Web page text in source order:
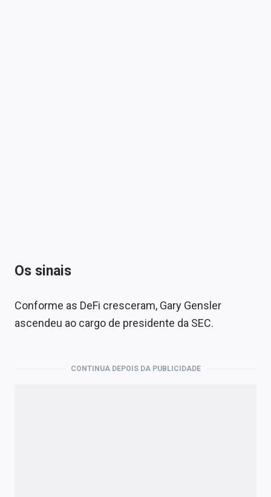
Os sinais
Conforme as DeFi cresceram, Gary Gensler
ascendeu ao cargo de presidente da SEC.
CONTINUA DEPOIS DA PUBLICIDADE